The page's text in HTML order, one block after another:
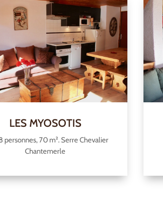
LES MYOSOTIS
personnes, 70 m². Serre Chevalier
Chantemerle